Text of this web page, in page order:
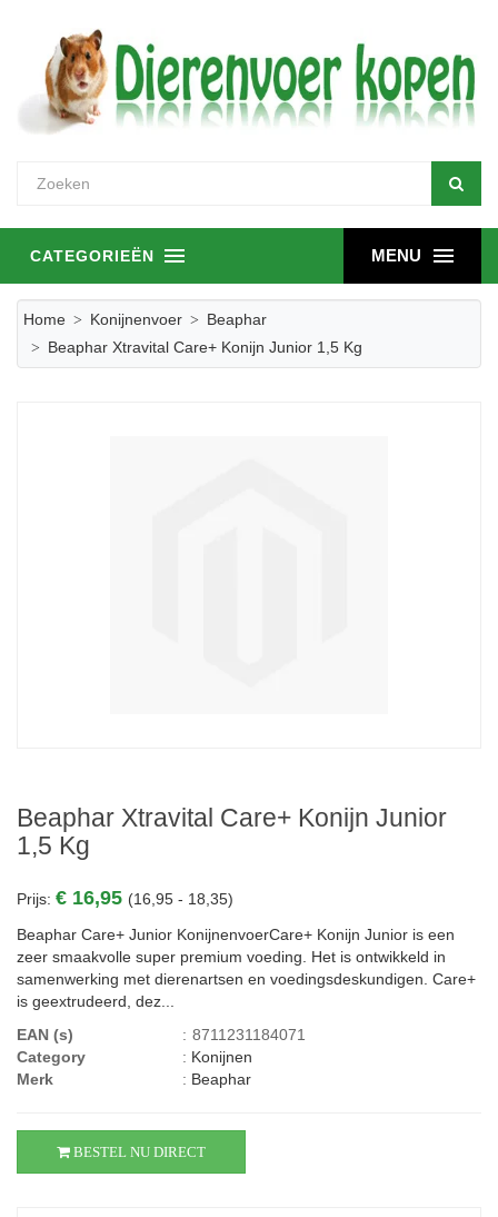
MENU
CATEGORIEËN
Home Konijnenvoer
Beaphar
Beaphar Xtravital Care+ Konijn Junior 1,5 Kg
Beaphar Xtravital Care+ Konijn Junior
1,5 Kg
Prijs: € 16,95 (16,95 - 18,35)
Beaphar Care+ Junior KonijnenvoerCare+ Konijn Junior is een
zeer smaakvolle super premium voeding. Het is ontwikkeld in
samenwerking met dierenartsen en voedingsdeskundigen. Care+
is geextrudeerd, dez...
EAN (s)
: 8711231184071
Category
: Konijnen
Merk
: Beaphar
BESTEL NU DIRECT